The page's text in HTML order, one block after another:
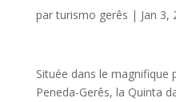
parturismo gerês | Jan 3,
Située dans le magnifique
Peneda-Gerês, la Quinta